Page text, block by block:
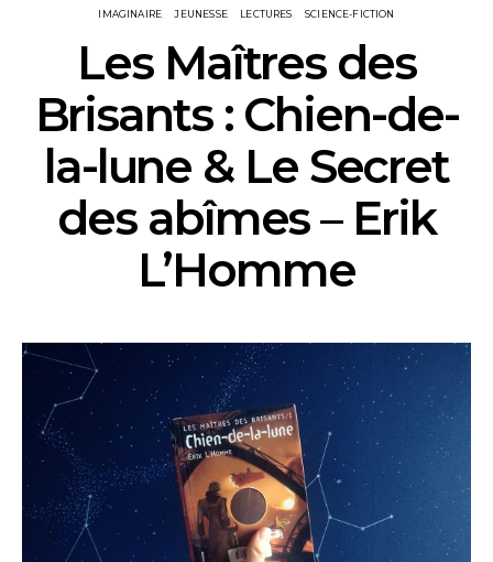
IMAGINAIRE JEUNESSE LECTURES SCIENCE-FICTION
Les Maîtres des
Brisants : Chien-de-
la-lune & Le Secret
des abîmes – Erik
L’Homme